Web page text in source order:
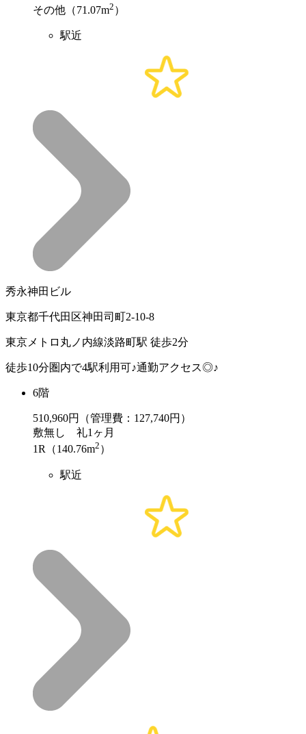
その他（71.07m2 ）
駅近
秀永神田ビル
東京都千代田区神田司町2-10-8
東京メトロ丸ノ内線淡路町駅 徒歩2分
徒歩10分圏内で4駅利用可♪通勤アクセス◎♪
6階
510,960円（管理費：127,740円）
敷無し 礼1ヶ月
1R（140.76m2 ）
駅近